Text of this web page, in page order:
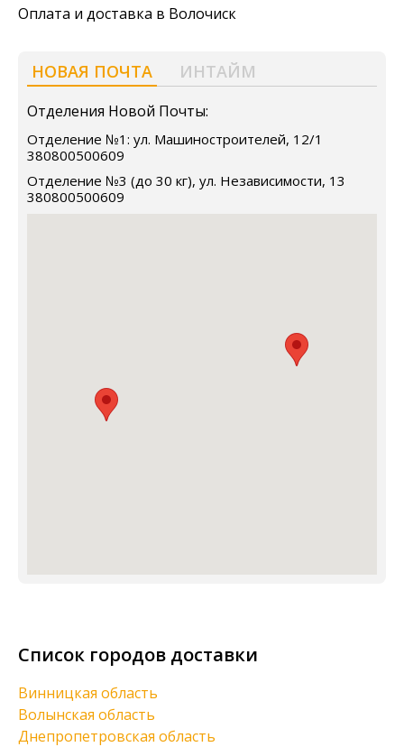
Оплата и доставка в Волочиск
НОВАЯ ПОЧТА ИНТАЙМ
Отделения Новой Почты:
Отделение №1: ул. Машиностроителей, 12/1
380800500609
Отделение №3 (до 30 кг), ул. Независимости, 13
380800500609
Список городов доставки
Винницкая область
Волынская область
Днепропетровская область